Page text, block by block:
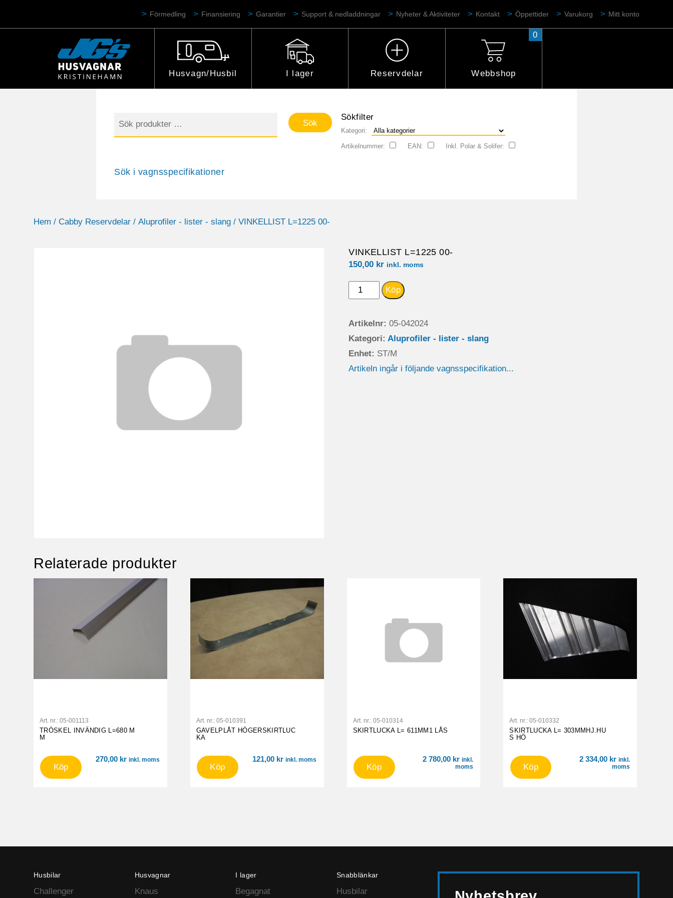
Förmedling Finansiering Garantier Support & nedladdningar Nyheter & Aktiviteter Kontakt Öppettider Varukorg Mitt konto
Husvagn/Husbil I lager Reservdelar Webbshop
0
efter:
Sökfilter
Kategori:
Artikelnummer: EAN: Inkl. Polar & Solifer:
Sök i vagnsspecifikationer
Hem / Cabby Reservdelar / Aluprofiler - lister - slang / VINKELLIST L=1225 00-
VINKELLIST L=1225 00-
150,00 kr inkl. moms
VINKELLIST
00-
mängd
Köp
Artikelnr:05-042024
Kategori:Aluprofiler - lister - slang
Enhet: ST/M
Artikeln ingår i följande vagnsspecifikation...
Relaterade produkter
Art. nr.: 05-001113
TRÖSKEL INVÄNDIG L=680 M
M
270,00 kr inkl. moms
Köp
Art. nr.: 05-010391
GAVELPLÅT HÖGERSKIRTLUC
KA
121,00 kr inkl. moms
Köp
Art. nr.: 05-010314
SKIRTLUCKA L= 611MM1 LÅS
2 780,00 kr inkl.
moms
Köp
Art. nr.:05-010332
SKIRTLUCKA L= 303MMHJ.HU
S HÖ
2 334,00 kr inkl.
moms
Köp
Husbilar
Challenger
Husvagnar
Knaus
I lager
Begagnat
Snabblänkar
Husbilar